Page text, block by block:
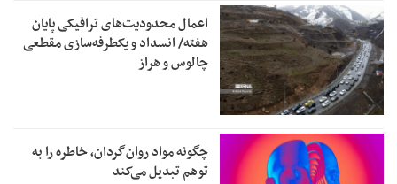
اعمال محدودیت‌های ترافیکی پایان
هفته/ انسداد و یکطرفه‌سازی مقطعی
چالوس و هراز
چگونه مواد روان‌گردان، خاطره را به
توهم تبدیل می‌کند